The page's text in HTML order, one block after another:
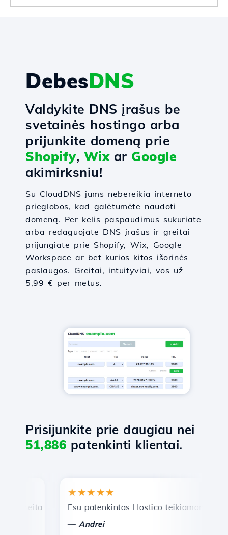
DebesDNS
Valdykite DNS įrašus be
svetainės hostingo arba
prijunkite domeną prie
Shopify, Wixar Google
akimirksniu!
Su CloudDNS jums nebereikia interneto
prieglobos, kad galėtumėte naudoti
domeną. Per kelis paspaudimus sukuriate
arba redaguojate DNS įrašus ir greitai
prijungiate prie Shopify, Wix, Google
Workspace ar bet kurios kitos išorinės
paslaugos. Greitai, intuityviai, vos už
5,99 € per metus.
Prisijunkite prie daugiau nei
51,886 patenkinti klientai.
ir efektyvi techninė pagalba.
★★★★★
Esu patenkintas Hostico teikiamomis
Andrei